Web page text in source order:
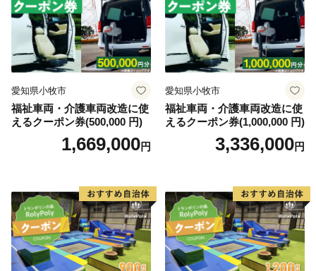
愛知県小牧市
福祉車両・介護車両改造に使
えるクーポン券(500,000 円)
1,669,000円
愛知県小牧市
福祉車両・介護車両改造に使
えるクーポン券(1,000,000 円)
3,336,000円